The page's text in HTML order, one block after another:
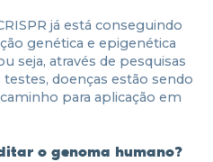
já está conseguindo
genética e epigenética
seja, através de pesquisas
doenças estão sendo
para aplicação em
o genoma humano?